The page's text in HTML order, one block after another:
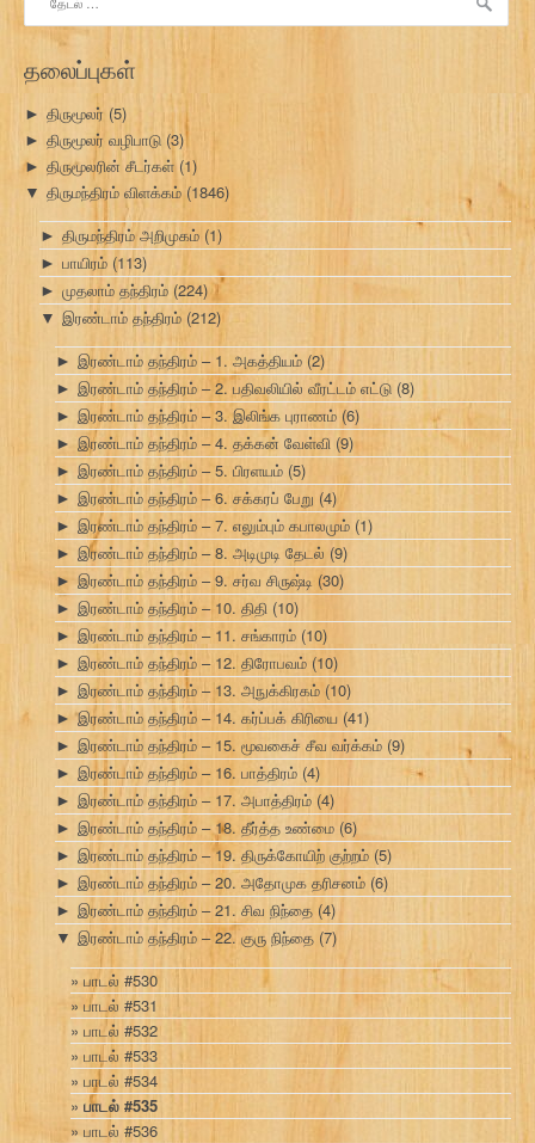
தேடு:
தலைப்புகள்
► திருமூலர் (5)
► திருமூலர் வழிபாடு (3)
► திருமூலரின் சீடர்கள் (1)
▼ திருமந்திரம் விளக்கம் (1846)
► திருமந்திரம் அறிமுகம் (1)
► பாயிரம் (113)
► முதலாம் தந்திரம் (224)
▼ இரண்டாம் தந்திரம் (212)
► இரண்டாம் தந்திரம் – 1. அகத்தியம் (2)
► இரண்டாம் தந்திரம் – 2. பதிவலியில் வீரட்டம் எட்டு (8)
► இரண்டாம் தந்திரம் – 3. இலிங்க புராணம் (6)
► இரண்டாம் தந்திரம் – 4. தக்கன் வேள்வி (9)
► இரண்டாம் தந்திரம் – 5. பிரளயம் (5)
► இரண்டாம் தந்திரம் – 6. சக்கரப் பேறு (4)
► இரண்டாம் தந்திரம் – 7. எலும்பும் கபாலமும் (1)
► இரண்டாம் தந்திரம் – 8. அடிமுடி தேடல் (9)
► இரண்டாம் தந்திரம் – 9. சர்வ சிருஷ்டி (30)
► இரண்டாம் தந்திரம் – 10. திதி (10)
► இரண்டாம் தந்திரம் – 11. சங்காரம் (10)
► இரண்டாம் தந்திரம் – 12. திரோபவம் (10)
► இரண்டாம் தந்திரம் – 13. அநுக்கிரகம் (10)
► இரண்டாம் தந்திரம் – 14. கர்ப்பக் கிரியை (41)
► இரண்டாம் தந்திரம் – 15. மூவகைச் சீவ வர்க்கம் (9)
► இரண்டாம் தந்திரம் – 16. பாத்திரம் (4)
► இரண்டாம் தந்திரம் – 17. அபாத்திரம் (4)
► இரண்டாம் தந்திரம் – 18. தீர்த்த உண்மை (6)
► இரண்டாம் தந்திரம் – 19. திருக்கோயிற் குற்றம் (5)
► இரண்டாம் தந்திரம் – 20. அதோமுக தரிசனம் (6)
► இரண்டாம் தந்திரம் – 21. சிவ நிந்தை (4)
▼ இரண்டாம் தந்திரம் – 22. குரு நிந்தை (7)
பாடல் #530
பாடல் #531
பாடல் #532
பாடல் #533
பாடல் #534
பாடல் #535
பாடல் #536